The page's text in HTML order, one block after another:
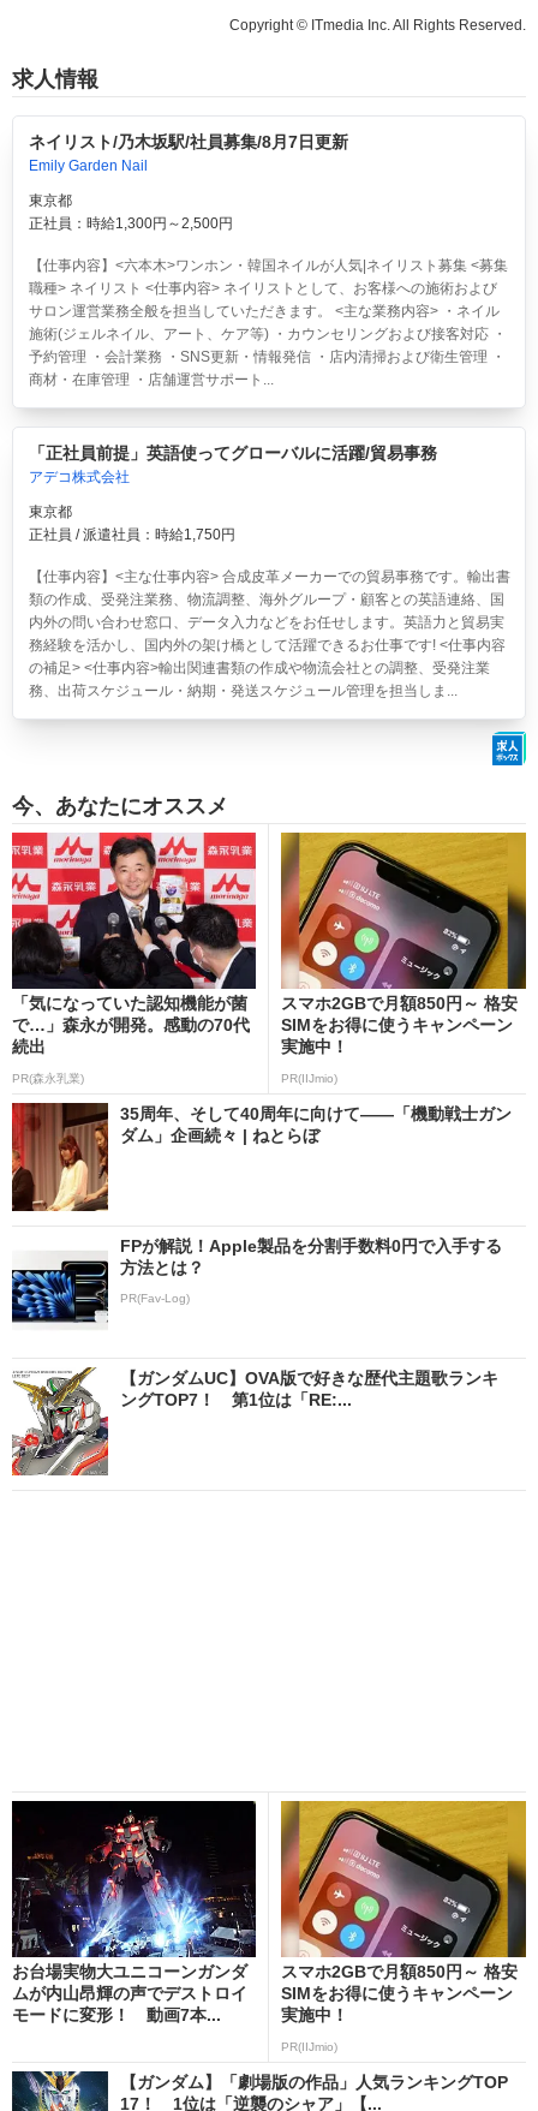
Copyright © ITmedia Inc. All Rights Reserved.
求人情報
ネイリスト/乃木坂駅/社員募集/8月7日更新
Emily Garden Nail
東京都
正社員：時給1,300円～2,500円
【仕事内容】<六本木>ワンホン・韓国ネイルが人気|ネイリスト募集 <募集
職種> ネイリスト <仕事内容> ネイリストとして、お客様への施術および
サロン運営業務全般を担当していただきます。 <主な業務内容> ・ネイル
施術(ジェルネイル、アート、ケア等) ・カウンセリングおよび接客対応 ・
予約管理 ・会計業務 ・SNS更新・情報発信 ・店内清掃および衛生管理 ・
商材・在庫管理 ・店舗運営サポート...
「正社員前提」英語使ってグローバルに活躍/貿易事務
アデコ株式会社
東京都
正社員 / 派遣社員：時給1,750円
【仕事内容】<主な仕事内容> 合成皮革メーカーでの貿易事務です。輸出書
類の作成、受発注業務、物流調整、海外グループ・顧客との英語連絡、国
内外の問い合わせ窓口、データ入力などをお任せします。英語力と貿易実
務経験を活かし、国内外の架け橋として活躍できるお仕事です! <仕事内容
の補足> <仕事内容>輸出関連書類の作成や物流会社との調整、受発注業
務、出荷スケジュール・納期・発送スケジュール管理を担当しま...
今、あなたにオススメ
「気になっていた認知機能が菌
で…」森永が開発。感動の70代
続出
PR(森永乳業)
スマホ2GBで月額850円～ 格安
SIMをお得に使うキャンペーン
実施中！
PR(IIJmio)
35周年、そして40周年に向けて――「機動戦士ガン
ダム」企画続々 | ねとらぼ
FPが解説！Apple製品を分割手数料0円で入手する
方法とは？
PR(Fav-Log)
【ガンダムUC】OVA版で好きな歴代主題歌ランキ
ングTOP7！ 第1位は「RE:...
お台場実物大ユニコーンガンダ
ムが内山昂輝の声でデストロイ
モードに変形！ 動画7本...
スマホ2GBで月額850円～ 格安
SIMをお得に使うキャンペーン
実施中！
PR(IIJmio)
【ガンダム】「劇場版の作品」人気ランキングTOP
17！ 1位は「逆襲のシャア」【...